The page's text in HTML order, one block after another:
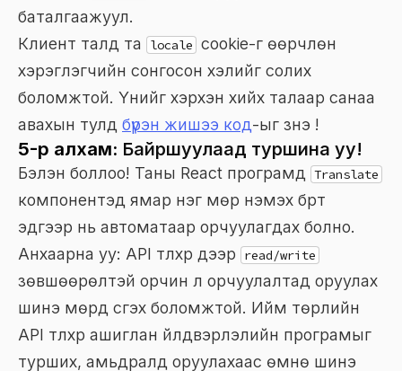
баталгаажуул.
Клиент талд та
locale cookie-г өөрчлөн
хэрэглэгчийн сонгосон хэлийг солих
боломжтой. Үүнийг хэрхэн хийх талаар санаа
авахын тулд бүрэн жишээ код-ыг үзнэ үү!
5-р алхам: Байршуулаад туршина уу!
Бэлэн боллоо! Таны React програмд Translate
компонентэд ямар нэг мөр нэмэх бүрт
эдгээр нь автоматаар орчуулагдах болно.
Анхаарна уу: API түлхүүр дээр
read/write
зөвшөөрөлтэй орчин л орчуулалтад оруулах
шинэ мөрүүд үүсгэх боломжтой. Ийм төрлийн
API түлхүүр ашиглан үйлдвэрлэлийн програмыг
турших, амьдралд оруулахаас өмнө шинэ